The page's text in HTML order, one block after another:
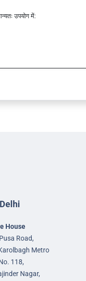
उपयोग में:
House
Road,
Metro
118,
Nagar,